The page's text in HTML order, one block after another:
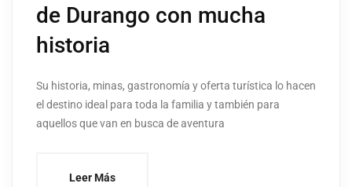
de Durango con mucha
historia
Su historia, minas, gastronomía y oferta turística lo hacen
el destino ideal para toda la familia y también para
aquellos que van en busca de aventura
Leer Más